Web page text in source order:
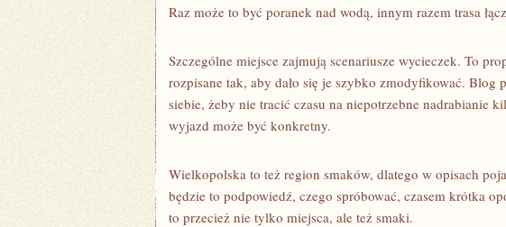
Raz może to być poranek nad wodą, innym razem trasa
Szczególne miejsce zajmują scenariusze wycieczek. To
rozpisane tak, aby dało się je szybko zmodyfikować. Blog
siebie, żeby nie tracić czasu na niepotrzebne nadrabianie
wyjazd może być konkretny.
Wielkopolska to też region smaków, dlatego w opisach
będzie to podpowiedź, czego spróbować, czasem krótka
to przecież nie tylko miejsca, ale też smaki.